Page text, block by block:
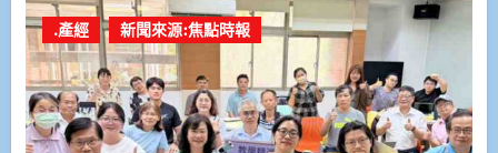
.產經 新聞來源:焦點時報